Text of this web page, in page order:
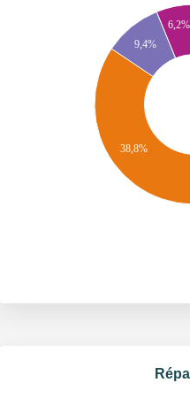
6,2%
9,4%
38,8%